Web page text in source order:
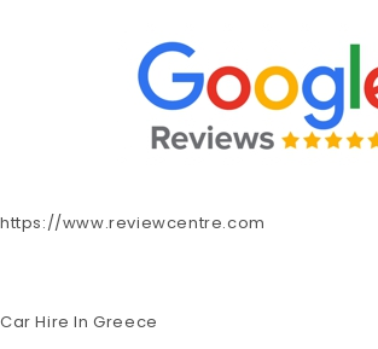
https://www.reviewcentre.com
Car Hire In Greece